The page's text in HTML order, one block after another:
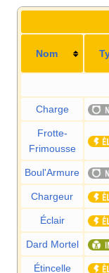
Nom
Charge
Frotte-
Frimousse
Boul'Armure
Chargeur
Éclair
Dard Mortel
Étincelle